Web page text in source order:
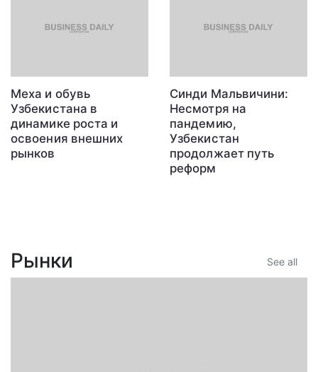
Меха и обувь
Узбекистана в
динамике роста и
освоения внешних
рынков
Синди Мальвичини:
Несмотря на
пандемию,
Узбекистан
продолжает путь
реформ
Рынки See all